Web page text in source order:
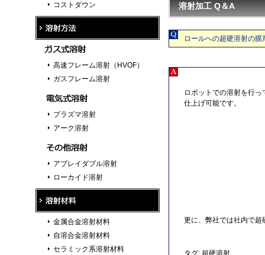
溶射加工 Q＆A
ロールへの超硬溶射の
ロボットでの溶射を行
仕上げ可能です。
更に、弊社では社内で
タグ: 超硬溶射
コストダウン
高速フレーム溶射（HVOF）
ガスフレーム溶射
プラズマ溶射
アーク溶射
アブレイダブル溶射
ローカイド溶射
金属合金溶射材料
自溶合金溶射材料
セラミック系溶射材料